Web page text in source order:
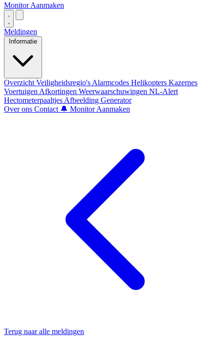
Monitor Aanmaken
Meldingen
Informatie
Overzicht Veiligheidsregio's Alarmcodes Helikopters Kazernes
Voertuigen Afkortingen Weerwaarschuwingen NL-Alert
Hectometerpaaltjes Afbeelding Generator
Over ons Contact 🔔 Monitor Aanmaken
Terug naar alle meldingen